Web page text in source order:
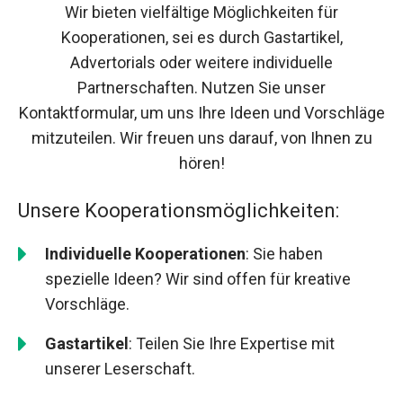
Wir bieten vielfältige Möglichkeiten für
Kooperationen, sei es durch Gastartikel,
Advertorials oder weitere individuelle
Partnerschaften. Nutzen Sie unser
Kontaktformular, um uns Ihre Ideen und Vorschläge
mitzuteilen. Wir freuen uns darauf, von Ihnen zu
hören!
Unsere Kooperationsmöglichkeiten:
Individuelle Kooperationen: Sie haben
spezielle Ideen? Wir sind offen für kreative
Vorschläge.
Gastartikel : Teilen Sie Ihre Expertise mit
unserer Leserschaft.